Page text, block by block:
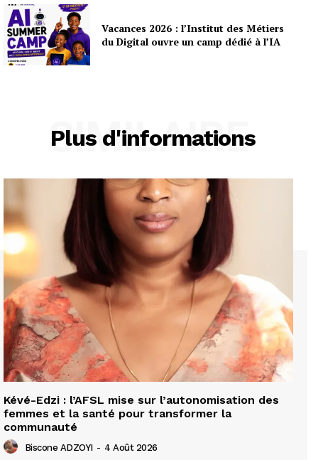
Vacances 2026 : l’Institut des Métiers
du Digital ouvre un camp dédié à l’IA
Plus d'informations
SIMILAIRE
Kévé-Edzi : l’AFSL mise sur l’autonomisation des
femmes et la santé pour transformer la
communauté
Biscone ADZOYI - 4 Août 2026